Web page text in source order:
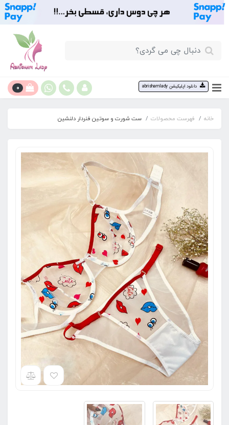
دانلود اپلیکیشن abrishamlady 0
خانه فهرست محصولات ست شورت و سوتین فنردار دلنشین